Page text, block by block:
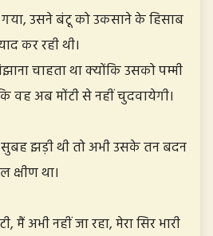
गया, उसने बंटू को उकसाने के हिसाब
कर रही थी।
चाहता था क्योंकि उसको पम्मी
वह अब मोंटी से नहीं चुदवायेगी।
सुबह झड़ी थी तो अभी उसके तन बदन
क्षीण था।
मैं अभी नहीं जा रहा, मेरा सिर भारी